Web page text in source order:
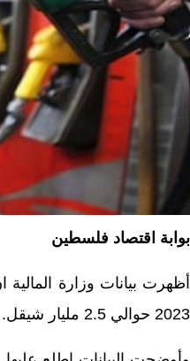
بوابة اقتصاد فلسطين
أظهرت بيانات وزارة المالية
2023 حوالي 2.5 مليار شيقل.